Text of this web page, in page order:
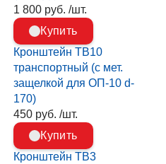
1 800 руб. /шт.
Купить
Кронштейн ТВ10
транспортный (с мет.
защелкой для ОП-10 d-
170)
450 руб. /шт.
Купить
Кронштейн ТВ3